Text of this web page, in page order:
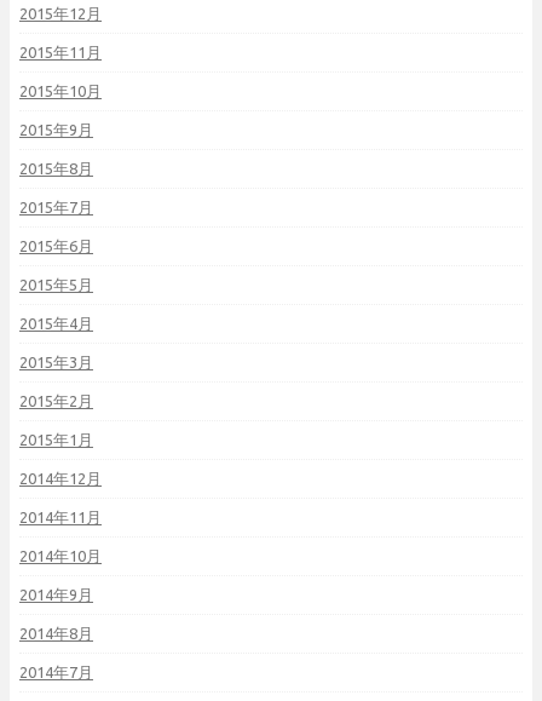
2015年12月
2015年11月
2015年10月
2015年9月
2015年8月
2015年7月
2015年6月
2015年5月
2015年4月
2015年3月
2015年2月
2015年1月
2014年12月
2014年11月
2014年10月
2014年9月
2014年8月
2014年7月